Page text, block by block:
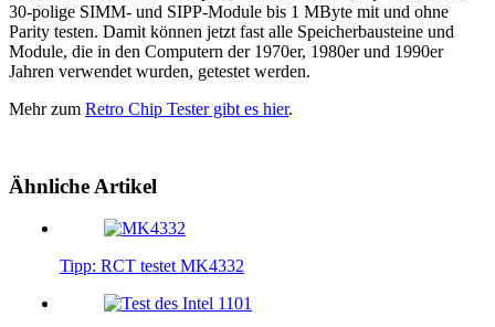
30-polige SIMM- und SIPP-Module bis 1 MByte mit und ohne
Parity testen. Damit können jetzt fast alle Speicherbausteine und
Module, die in den Computern der 1970er, 1980er und 1990er
Jahren verwendet wurden, getestet werden.
Mehr zum Retro Chip Tester gibt es hier.
Ähnliche Artikel
Tipp: RCT testet MK4332